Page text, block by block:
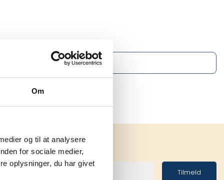
Om
og til at analysere
for sociale medier,
oplysninger, du har givet
Tilmeld